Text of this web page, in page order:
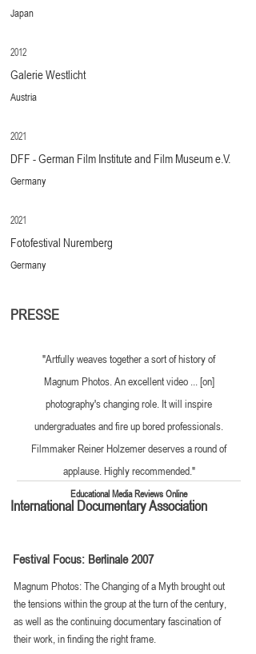
Japan
2012
Galerie Westlicht
Austria
2021
DFF - German Film Institute and Film Museum e.V.
Germany
2021
Fotofestival Nuremberg
Germany
PRESSE
"Artfully weaves together a sort of history of
Magnum Photos. An excellent video ... [on]
photography's changing role. It will inspire
undergraduates and fire up bored professionals.
Filmmaker Reiner Holzemer deserves a round of
applause. Highly recommended."
EducationalMedia Reviews Online
International Documentary Association
Festival Focus: Berlinale 2007
Magnum Photos: The Changing of a Myth brought out
the tensions within the group at the turn of the century,
as well as the continuing documentary fascination of
their work, in finding the right frame.